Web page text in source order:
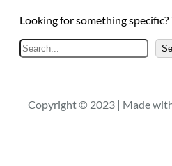
Looking for something specific?
e
c
Copyright © 2023 | Made